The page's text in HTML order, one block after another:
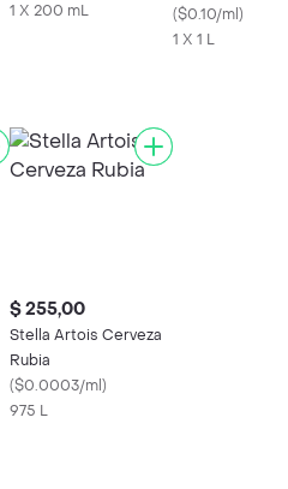
1 X 200 mL
($0.10/ml)
1 X 1 L
$ 255,00
Stella Artois Cerveza
Rubia
($0.0003/ml)
975 L